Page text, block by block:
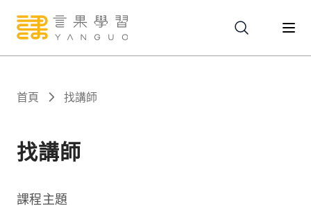
關於
首頁 找講師
找講師
課程主題